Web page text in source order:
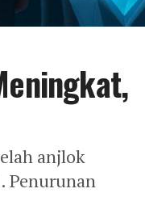
anjlok
Penurunan